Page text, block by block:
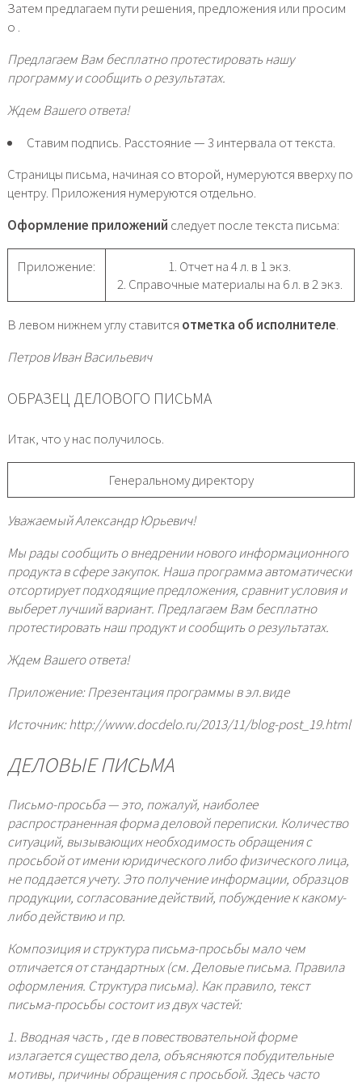
Затем предлагаем пути решения, предложения или просим
о .
Предлагаем Вам бесплатно протестировать нашу
программу и сообщить о результатах.
Ждем Вашего ответа!
Ставим подпись. Расстояние — 3 интервала от текста.
Страницы письма, начиная со второй, нумеруются вверху по
центру. Приложения нумеруются отдельно.
Оформление приложений следует после текста письма:
Приложение:
1. Отчет на 4 л. в 1 экз.
2. Справочные материалы на 6 л. в 2 экз.
В левом нижнем углу ставится отметка об исполнителе.
Петров Иван Васильевич
ОБРАЗЕЦ ДЕЛОВОГО ПИСЬМА
Итак, что у нас получилось.
Генеральному директору
Уважаемый Александр Юрьевич!
Мы рады сообщить о внедрении нового информационного
продукта в сфере закупок. Наша программа автоматически
отсортирует подходящие предложения, сравнит условия и
выберет лучший вариант. Предлагаем Вам бесплатно
протестировать наш продукт и сообщить о результатах.
Ждем Вашего ответа!
Приложение: Презентация программы в эл.виде
Источник: http://www.docdelo.ru/2013/11/blog-post_19.html
ДЕЛОВЫЕ ПИСЬМА
Письмо-просьба — это, пожалуй, наиболее
распространенная форма деловой переписки. Количество
ситуаций, вызывающих необходимость обращения с
просьбой от имени юридического либо физического лица,
не поддается учету. Это получение информации, образцов
продукции, согласование действий, побуждение к какому-
либо действию и пр.
Композиция и структура письма-просьбы мало чем
отличается от стандартных (см. Деловые письма. Правила
оформления. Структура письма). Как правило, текст
письма-просьбы состоит из двух частей:
1. Вводная часть , где в повествовательной форме
излагается существо дела, объясняются побудительные
мотивы, причины обращения с просьбой. Здесь часто